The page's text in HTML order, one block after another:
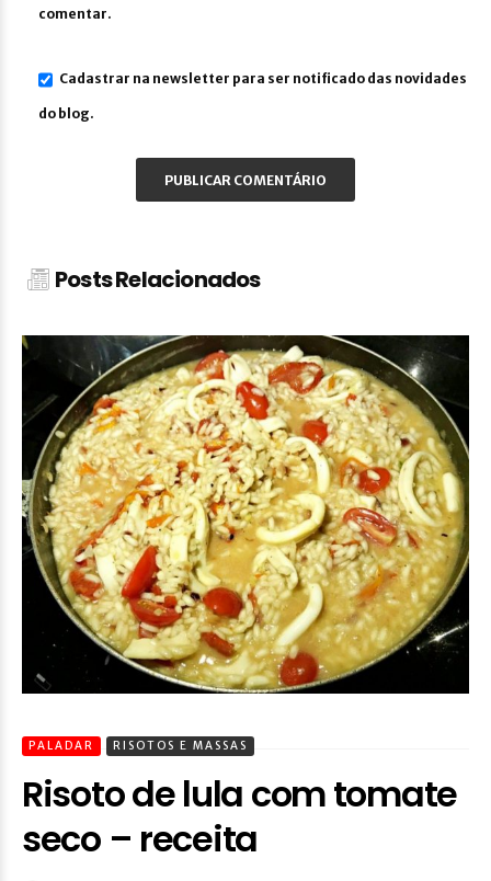
comentar.
Cadastrar na newsletter para ser notificado das novidades
do blog.
Posts Relacionados
PALADAR RISOTOS E MASSAS
Risoto de lula com tomate
seco – receita